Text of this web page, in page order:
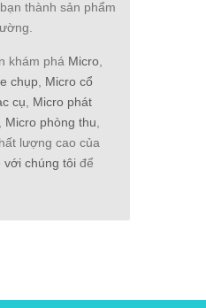
thành sản phẩm
khám phá Micro,
chụp, Micro cổ
cụ, Micro phát
, Micro phòng thu,
lượng cao của
với chúng tôi để